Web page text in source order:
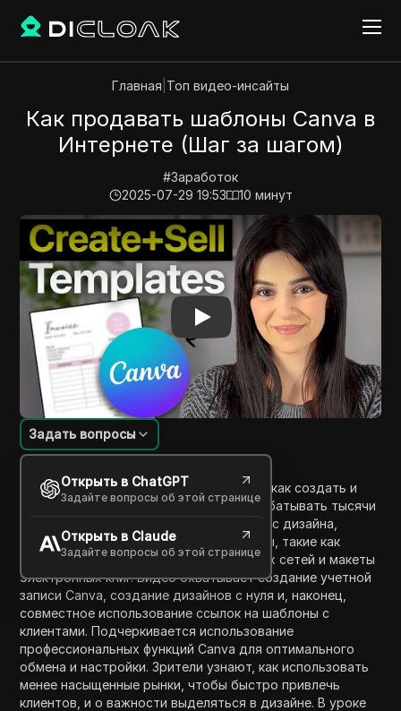
Главная Топ видео-инсайты
Как продавать шаблоны Canva в
Интернете (Шаг за шагом)
#Заработок
2025-07-29 19:53
10 минут
Play Video: Как продавать шаблоны Canva в
Введение в содержание
Задать вопросы
Открыть в ChatGPT
Задайте вопросы об этой странице
Открыть в Claude
Задайте вопросы об этой странице
Видеоурок направляет зрителей в том, как создать и
продавать шаблоны Canva, чтобы зарабатывать тысячи
ежемесячно. Он демонстрирует процесс дизайна,
побуждая новичков создавать шаблоны, такие как
счета-фактуры, графика для социальных сетей и макеты
электронных книг. Видео охватывает создание учетной
записи Canva, создание дизайнов с нуля и, наконец,
совместное использование ссылок на шаблоны с
клиентами. Подчеркивается использование
профессиональных функций Canva для оптимального
обмена и настройки. Зрители узнают, как использовать
менее насыщенные рынки, чтобы быстро привлечь
клиентов, и о важности выделяться в дизайне. В уроке